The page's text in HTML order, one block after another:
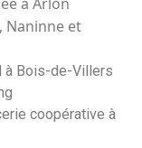
Naninne et
à Bois-de-Villers
coopérative à